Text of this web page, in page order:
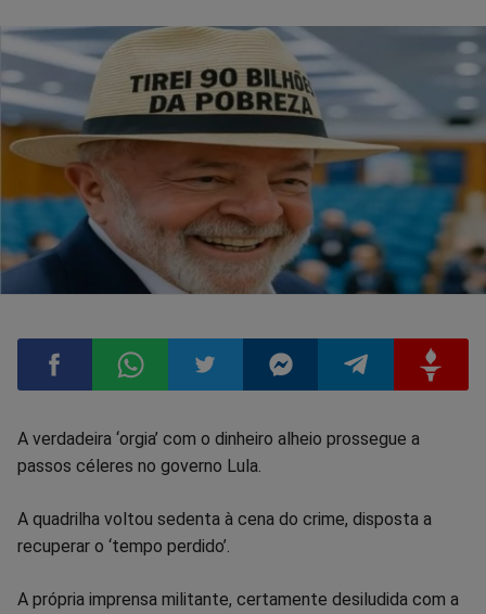
Compartilhar
Facebook
Compartilhar
Whatsapp
Compartilhar
Twitter
CompartilharCompartilhar
A verdadeira ‘orgia’ com o dinheiro alheio prossegue a
passos céleres no governo Lula.
A quadrilha voltou sedenta à cena do crime, disposta a
recuperar o ‘tempo perdido’.
A própria imprensa militante, certamente desiludida com a